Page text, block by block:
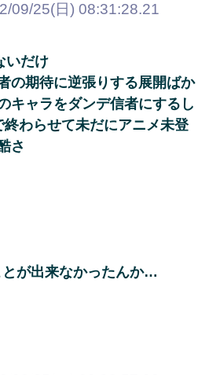
09/25(日) 08:31:28.21
いだけ
の期待に逆張りする展開ばか
キャラをダンデ信者にするし
わらせて未だにアニメ未登
さ
が出来なかったんか…